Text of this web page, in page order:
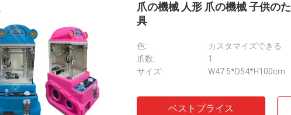
爪の機械 人形 爪の機械 子供の
具
色:
カスタマイズできる
爪数:
1
サイズ:
W47.5*D54*H100cm
ベストプライス